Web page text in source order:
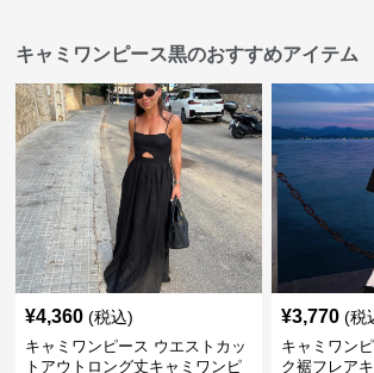
キャミワンピース黒のおすすめアイテム
¥4,360 (税込)
キャミワンピース ウエストカッ
トアウトロング丈キャミワンピ
¥3,770 (税
キャミワン
ク裾フレア